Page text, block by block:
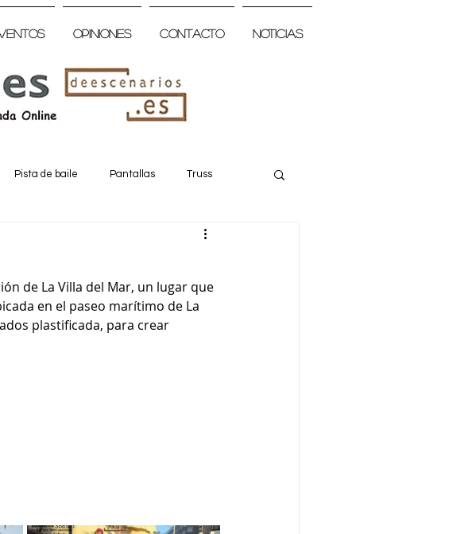
Opiniones Contacto Noticias
Pista de baile Pantallas Truss
de La Villa del Mar, un lugar que
en el paseo marítimo de La
plastificada, para crear